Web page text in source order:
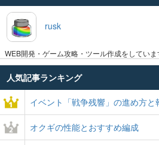
rusk
開発・ゲーム攻略・ツール作成をしていま
人気記事ランキング
イベント「戦争残響」の進め方と
オクギの性能とおすすめ編成